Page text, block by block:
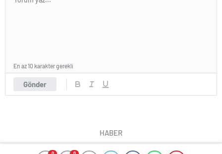
Gönder
En az 10 karakter gerekli
HABER